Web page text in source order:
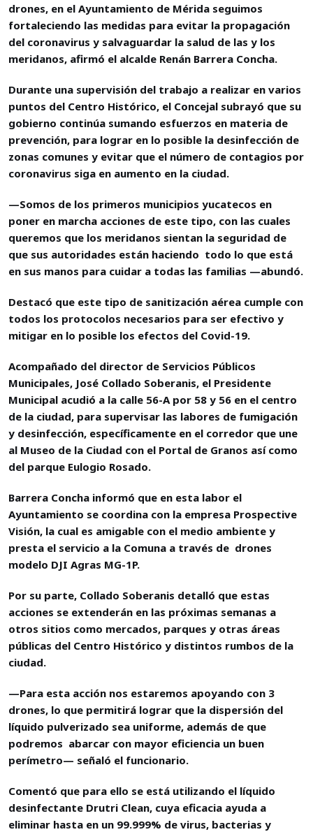
drones, en el Ayuntamiento de Mérida seguimos
fortaleciendo las medidas para evitar la propagación
del coronavirus y salvaguardar la salud de las y los
meridanos, afirmó el alcalde Renán Barrera Concha.
Durante una supervisión del trabajo a realizar en varios
puntos del Centro Histórico, el Concejal subrayó que su
gobierno continúa sumando esfuerzos en materia de
prevención, para lograr en lo posible la desinfección de
zonas comunes y evitar que el número de contagios por
coronavirus siga en aumento en la ciudad.
—Somos de los primeros municipios yucatecos en
poner en marcha acciones de este tipo, con las cuales
queremos que los meridanos sientan la seguridad de
que sus autoridades están haciendo todo lo que está
en sus manos para cuidar a todas las familias —abundó.
Destacó que este tipo de sanitización aérea cumple con
todos los protocolos necesarios para ser efectivo y
mitigar en lo posible los efectos del Covid-19.
Acompañado del director de Servicios Públicos
Municipales, José Collado Soberanis, el Presidente
Municipal acudió a la calle 56-A por 58 y 56 en el centro
de la ciudad, para supervisar las labores de fumigación
y desinfección, específicamente en el corredor que une
al Museo de la Ciudad con el Portal de Granos así como
del parque Eulogio Rosado.
Barrera Concha informó que en esta labor el
Ayuntamiento se coordina con la empresa Prospective
Visión, la cual es amigable con el medio ambiente y
presta el servicio a la Comuna a través de drones
modelo DJI Agras MG-1P.
Por su parte, Collado Soberanis detalló que estas
acciones se extenderán en las próximas semanas a
otros sitios como mercados, parques y otras áreas
públicas del Centro Histórico y distintos rumbos de la
ciudad.
—Para esta acción nos estaremos apoyando con 3
drones, lo que permitirá lograr que la dispersión del
líquido pulverizado sea uniforme, además de que
podremos abarcar con mayor eficiencia un buen
perímetro— señaló el funcionario.
Comentó que para ello se está utilizando el líquido
desinfectante Drutri Clean, cuya eficacia ayuda a
eliminar hasta en un 99.999% de virus, bacterias y